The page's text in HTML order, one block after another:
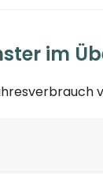
im